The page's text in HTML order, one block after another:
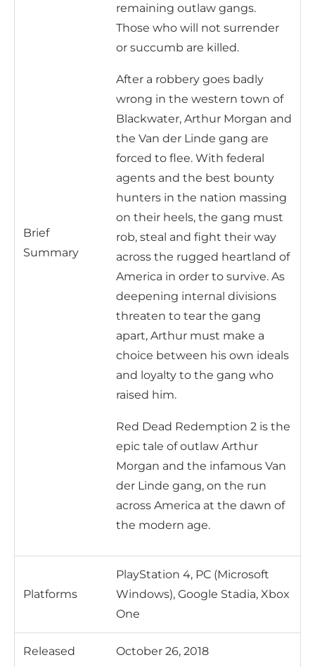
Brief
Summary
remaining outlaw gangs.
Those who will not surrender
or succumb are killed.
After a robbery goes badly
wrong in the western town of
Blackwater, Arthur Morgan and
the Van der Linde gang are
forced to flee. With federal
agents and the best bounty
hunters in the nation massing
on their heels, the gang must
rob, steal and fight their way
across the rugged heartland of
America in order to survive. As
deepening internal divisions
threaten to tear the gang
apart, Arthur must make a
choice between his own ideals
and loyalty to the gang who
raised him.
Red Dead Redemption 2 is the
epic tale of outlaw Arthur
Morgan and the infamous Van
der Linde gang, on the run
across America at the dawn of
the modern age.
Platforms
PlayStation 4, PC (Microsoft
Windows), Google Stadia, Xbox
One
Released October 26, 2018